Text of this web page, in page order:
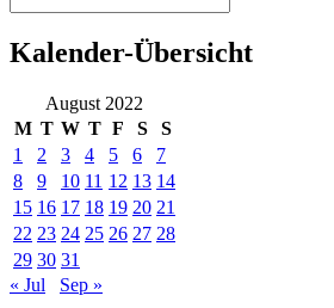
Kalender-Übersicht
August 2022
M T W T F S
S
1
2 3 4 5 6
7
8
9 10 11 12 13 14
15 16 17 18 19 20 21
22 23 24 25 26 27 28
29 30 31
« Jul
Sep »